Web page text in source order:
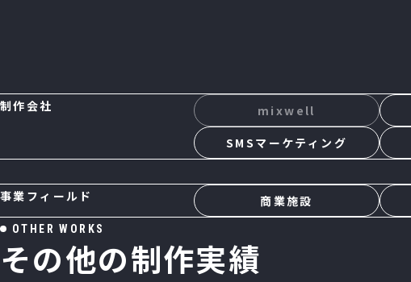
制作会社 mixwell
SMSマーケティング
事業フィールド 商業施設
OT H E R W O R KS
その他の制作実績